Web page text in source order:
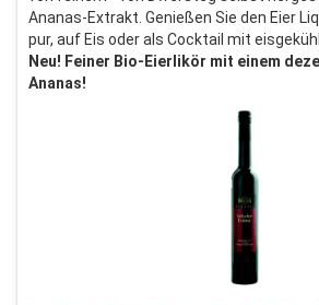
Ananas-Extrakt. Genießen Sie den Eier
pur, auf Eis oder als Cocktail mit
Neu! Feiner Bio-Eierlikör mit einem
Ananas!